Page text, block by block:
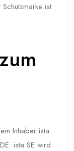
ist
Inhaber ista
ista SE wird